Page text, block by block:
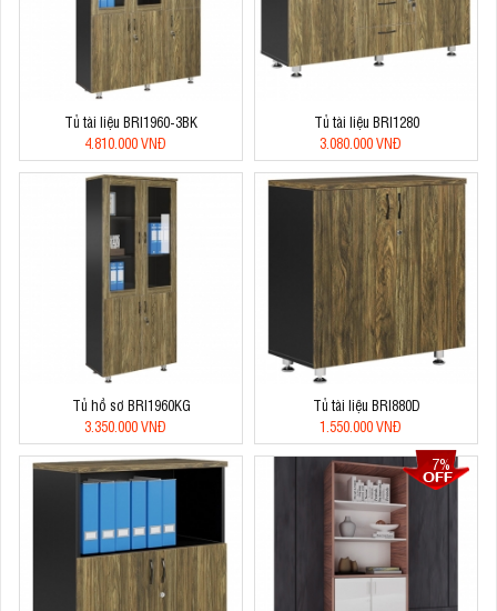
Tủ tài liệu BRI1960-3BK
4.810.000 VNĐ
Tủ tài liệu BRI1280
3.080.000 VNĐ
Tủ hồ sơ BRI1960KG
3.350.000 VNĐ
Tủ tài liệu BRI880D
1.550.000 VNĐ
7%